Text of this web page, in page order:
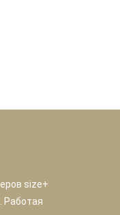
size+
Работая